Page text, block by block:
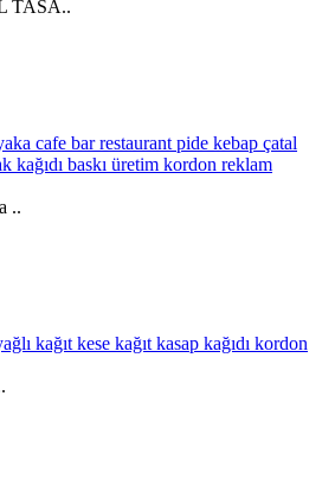
TASA..
cafe bar restaurant pide kebap çatal
kağıdı baskı üretim kordon reklam
..
kağıt kese kağıt kasap kağıdı kordon